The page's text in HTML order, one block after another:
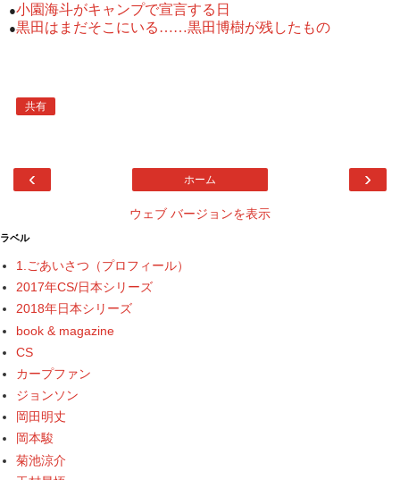
●小園海斗がキャンプで宣言する日
●黒田はまだそこにいる……黒田博樹が残したもの
共有
‹ ›
ホーム
ウェブ バージョンを表示
ラベル
1.ごあいさつ（プロフィール）
2017年CS/日本シリーズ
2018年日本シリーズ
book & magazine
CS
カープファン
ジョンソン
岡田明丈
岡本駿
菊池涼介